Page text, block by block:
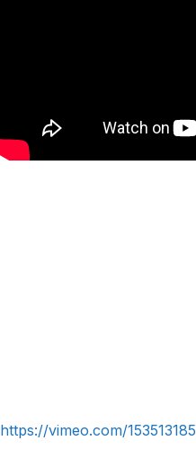
https://vimeo.com/153513185